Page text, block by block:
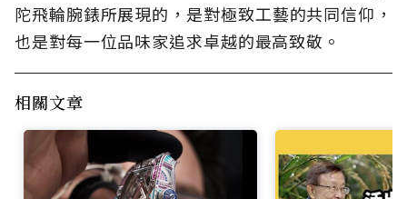
陀飛輪腕錶所展現的，是對極致工藝的共同信仰，
也是對每一位品味家追求卓越的最高致敬。
相關文章